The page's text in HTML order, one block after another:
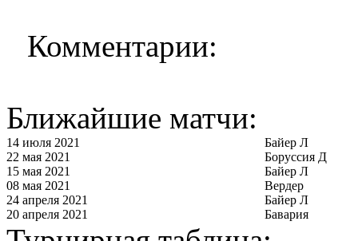
Комментарии:
Ближайшие матчи:
14 июля 2021
Байер Л
22 мая 2021
Боруссия Д
15 мая 2021
Байер Л
08 мая 2021
Вердер
24 апреля 2021
Байер Л
20 апреля 2021
Бавария